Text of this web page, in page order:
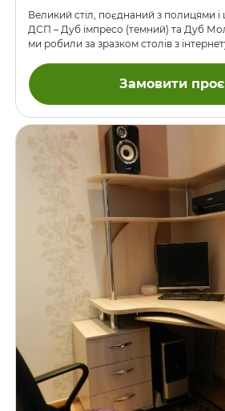
Великий стіл, поєднаний з полицями
ДСП – Дуб імпресо (темний) та Дуб
ми робили за зразком столів з
Замовити